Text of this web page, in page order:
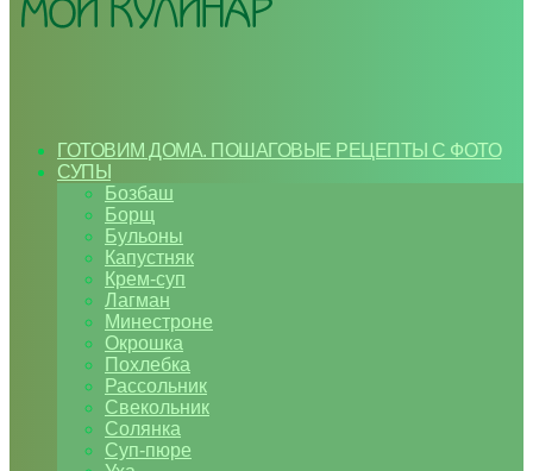
ГОТОВИМ ДОМА. ПОШАГОВЫЕ РЕЦЕПТЫ С ФОТО
СУПЫ
Бозбаш
Борщ
Бульоны
Капустняк
Крем-суп
Лагман
Минестроне
Окрошка
Похлебка
Рассольник
Свекольник
Солянка
Суп-пюре